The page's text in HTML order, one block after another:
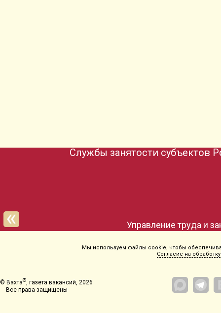
Управление труда и
Службы занятости субъектов
Мы используем файлы cookie, чтобы
Согласие на обработку
© Вахта® , газета вакансий, 2026
Все права защищены